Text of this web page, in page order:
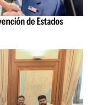
de Estados